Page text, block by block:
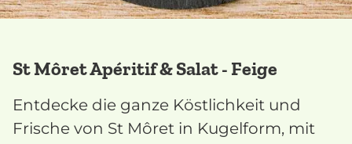
St Môret Apéritif & Salat - Feige
Entdecke die ganze Köstlichkeit und
Frische von St Môret in Kugelform, mit